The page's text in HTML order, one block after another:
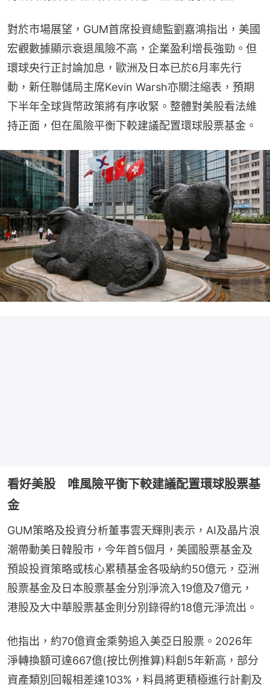
對於市場展望，GUM首席投資總監劉嘉鴻指出，美國
宏觀數據顯示衰退風險不高，企業盈利增長強勁。但
環球央行正討論加息，歐洲及日本已於6月率先行
動，新任聯儲局主席Kevin Warsh亦關注縮表，預期
下半年全球貨幣政策將有序收緊。整體對美股看法維
持正面，但在風險平衡下較建議配置環球股票基金。
看好美股 唯風險平衡下較建議配置環球股票基
金
GUM策略及投資分析董事雲天輝則表示，AI及晶片浪
潮帶動美日韓股市，今年首5個月，美國股票基金及
預設投資策略或核心累積基金各吸納約50億元，亞洲
股票基金及日本股票基金分別淨流入19億及7億元，
港股及大中華股票基金則分別錄得約18億元淨流出。
他指出，約70億資金乘勢追入美亞日股票。2026年
淨轉換額可達667億(按比例推算)料創5年新高，部分
資產類別回報相差達103%，料員將更積極進行計劃及